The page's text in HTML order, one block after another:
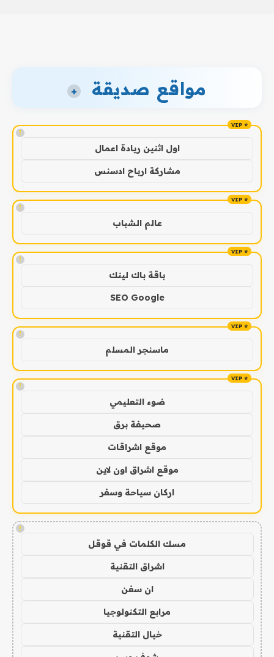
مواقع صديقة +
!
اول اثنين ريادة اعمال
مشاركة ارباح ادسنس
!
عالم الشباب
!
باقة باك لينك
SEO Google
!
ماسنجر المسلم
!
ضوء التعليمي
صحيفة برق
موقع اشراقات
موقع اشراق اون لاين
اركان سياحة وسفر
!
مسك الكلمات في قوقل
اشراق التقنية
ان سفن
مرابع التكنولوجيا
خيال التقنية